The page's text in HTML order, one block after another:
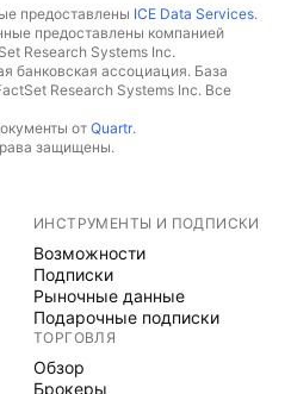
предоставлены ICE Data Services.
предоставлены компанией
Research Systems Inc.
банковская ассоциация. База
Research Systems Inc. Все
от Quartr.
защищены.
ИНСТРУМЕНТЫ И ПОДПИСКИ
Возможности
Подписки
Рыночные данные
Подарочные подписки
ТОРГОВЛЯ
Обзор
Брокеры